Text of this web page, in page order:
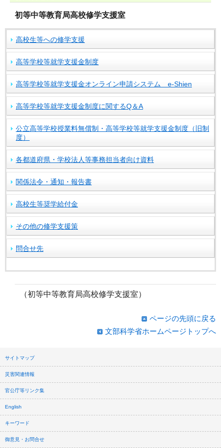
初等中等教育局高校修学支援室
高校生等への修学支援
高等学校等就学支援金制度
高等学校等就学支援金オンライン申請システム e-Shien
高等学校等就学支援金制度に関するQ＆A
公立高等学校授業料無償制・高等学校等就学支援金制度（旧制
度）
各都道府県・学校法人等事務担当者向け資料
関係法令・通知・報告書
高校生等奨学給付金
その他の修学支援策
問合せ先
（初等中等教育局高校修学支援室）
ページの先頭に戻る
文部科学省ホームページトップへ
サイトマップ
災害関連情報
官公庁等リンク集
English
キーワード
御意見・お問合せ